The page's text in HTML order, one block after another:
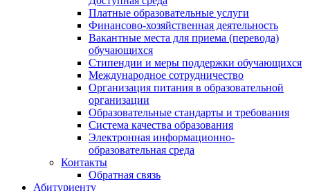
Платные образовательные услуги
Финансово-хозяйственная деятельность
Вакантные места для приема (перевода)
обучающихся
Стипендии и меры поддержки обучающихся
Международное сотрудничество
Организация питания в образовательной
организации
Образовательные стандарты и требования
Система качества образования
Электронная информационно-
образовательная среда
Контакты
Обратная связь
Абитуриенту